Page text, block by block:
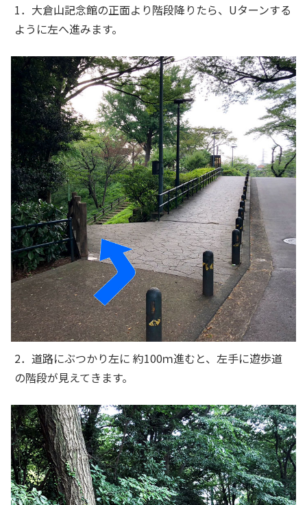
1．大倉山記念館の正面より階段降りたら、Uターンする
ように左へ進みます。
2．道路にぶつかり左に 約100ｍ進むと、左手に遊歩道
の階段が見えてきます。